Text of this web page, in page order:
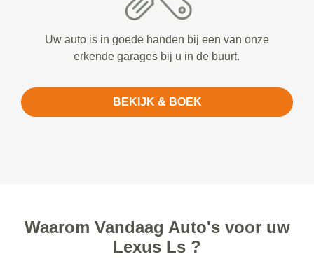
Uw auto is in goede handen bij een van onze
erkende garages bij u in de buurt.
BEKIJK & BOEK
Waarom Vandaag Auto's voor uw
Lexus Ls ?